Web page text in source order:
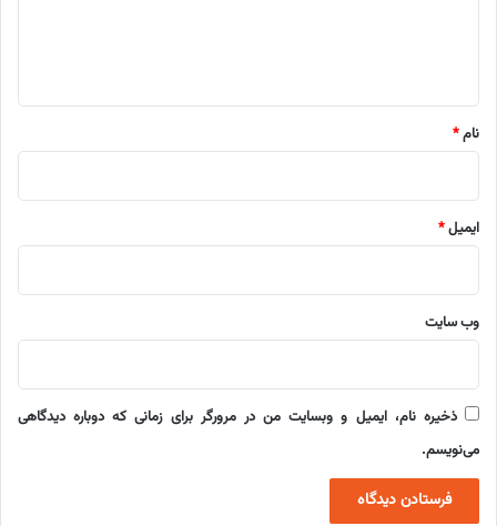
نام*
ایمیل*
وب‌ سایت
ذخیره نام، ایمیل و وبسایت من در مرورگر برای زمانی که دوباره دیدگاهی
می‌نویسم.